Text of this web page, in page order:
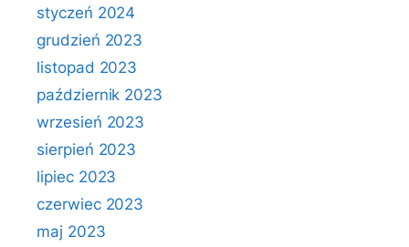
styczeń 2024
grudzień 2023
listopad 2023
październik 2023
wrzesień 2023
sierpień 2023
lipiec 2023
czerwiec 2023
maj 2023